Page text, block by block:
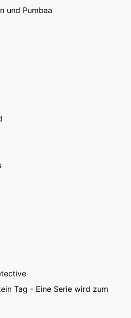
und Pumbaa
Tag - Eine Serie wird zum